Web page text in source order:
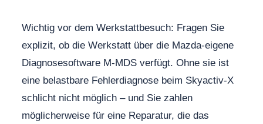
Wichtig vor dem Werkstattbesuch: Fragen Sie
explizit, ob die Werkstatt über die Mazda-eigene
Diagnosesoftware M-MDS verfügt. Ohne sie ist
eine belastbare Fehlerdiagnose beim Skyactiv-X
schlicht nicht möglich – und Sie zahlen
möglicherweise für eine Reparatur, die das